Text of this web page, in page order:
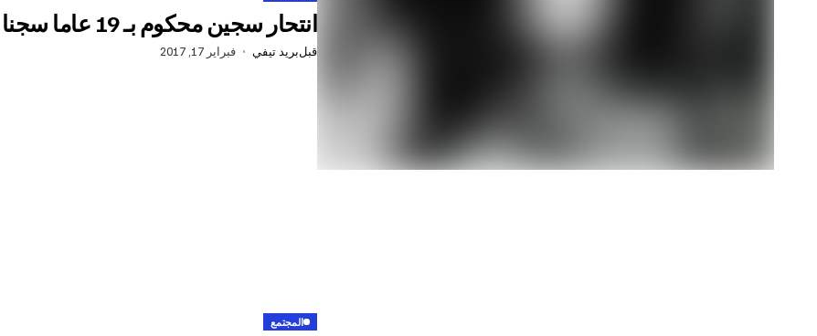
انتحار سجين محكوم بـ 19 عاما سجنا في قضية الإرهاب‎
قبلبريد تيفي فبراير 17, 2017
المجتمع